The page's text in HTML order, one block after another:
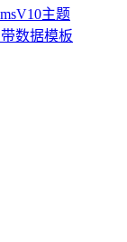
主题
数据模板